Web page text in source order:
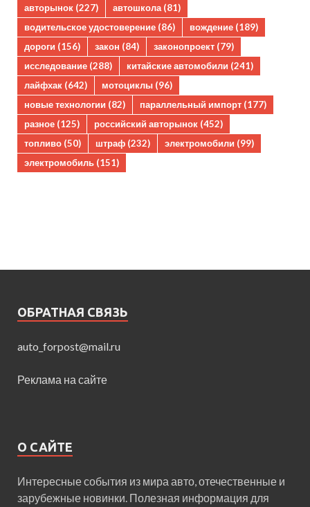
авторынок (227) автошкола(81)
водительское удостоверение (86) вождение (189)
дороги (156) закон (84) законопроект (79)
исследование (288) китайские автомобили (241)
лайфхак (642) мотоциклы (96)
новые технологии (82) параллельный импорт (177)
разное (125) российский авторынок (452)
топливо (50) штраф (232) электромобили (99)
электромобиль (151)
ОБРАТНАЯ СВЯЗЬ
auto_forpost@mail.ru
Реклама на сайте
О САЙТЕ
Интересные события из мира авто, отечественные и
зарубежные новинки. Полезная информация для